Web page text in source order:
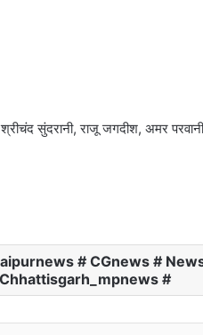
श्रीचंद सुंदरानी, राजू जगदीश, अमर
# CGnews #
Chhattisgarh_mpnews #